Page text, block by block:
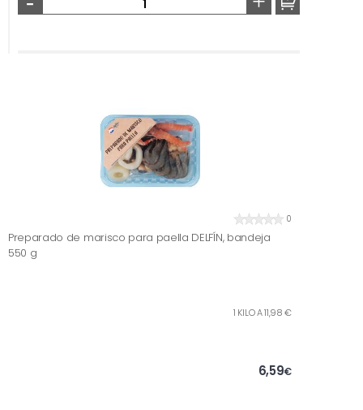
0
Preparado de marisco para paella DELFÍN, bandeja
550 g
1 KILO A 11,98 €
6,59€